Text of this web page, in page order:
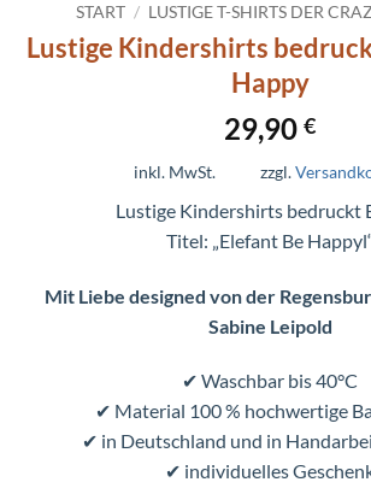
START / LUSTIGE T-SHIRTS DER
Lustige Kindershirts
Happy
29,90 €
inkl. MwSt. zzgl.
Lustige Kindershirts bedruckt
Titel: „Elefant Be
Mit Liebe designed von der
Sabine Leipold
✔ Waschbar bis 40°C
✔ Material 100 % hochwertige
✔ in Deutschland und in
✔ individuelles